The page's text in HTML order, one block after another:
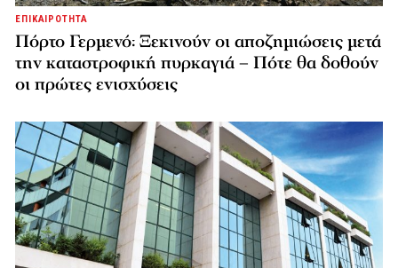
ΕΠΙΚΑΙΡΟΤΗΤΑ
Πόρτο Γερμενό: Ξεκινούν οι αποζημιώσεις μετά
την καταστροφική πυρκαγιά – Πότε θα δοθούν
οι πρώτες ενισχύσεις